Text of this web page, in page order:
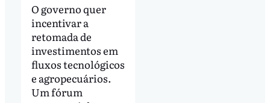
O governo quer
incentivar a
retomada de
investimentos em
fluxos tecnológicos
e agropecuários.
Um fórum